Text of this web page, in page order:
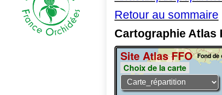
Retour au sommaire
Cartographie Atlas